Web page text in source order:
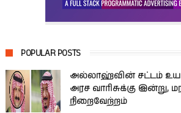
POPULAR POSTS
அல்லாஹ்வின் சட்டம்
அரச வாரிசுக்கு
நிறைவேற்றம்